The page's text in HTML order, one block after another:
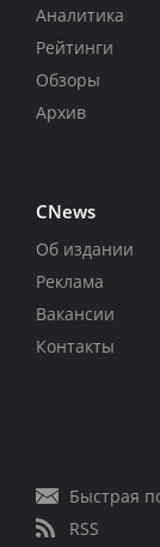
Аналитика
Рейтинги
Обзоры
Архив
CNews
Об издании
Реклама
Вакансии
Контакты
Быстрая
RSS